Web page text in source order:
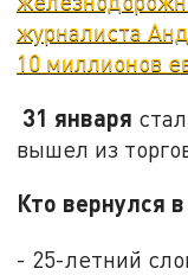
журналиста
10 миллионов
31 января
вышел из
Кто вернулся
- 25-летний